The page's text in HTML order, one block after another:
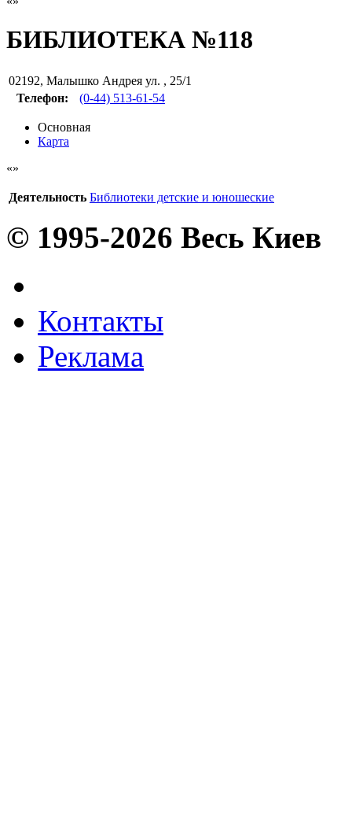
БИБЛИОТЕКА №118
02192, Малышко Андрея ул. , 25/1
Телефон:
(0-44) 513-61-54
Основная
Карта
Деятельность Библиотеки детские и юношеские
© 1995-2026 Весь Киев
Контакты
Реклама